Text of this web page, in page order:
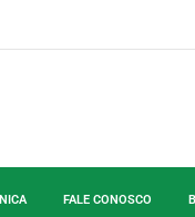
FALE CONOSCO